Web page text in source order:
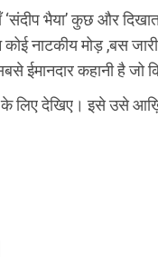
भैया’ कुछ और
नाटकीय मोड़ ,बस
ईमानदार कहानी है जो
लिए देखिए। इसे उसे